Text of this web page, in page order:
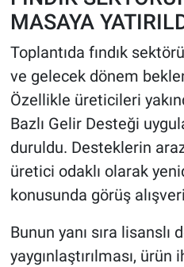
MASAYA
Toplantıda fındık
ve gelecek dönem
Özellikle üreticileri
Bazlı Gelir Desteği
duruldu. Desteklerin
üretici odaklı olarak
konusunda görüş
Bunun yanı sıra
yaygınlaştırılması, ürün